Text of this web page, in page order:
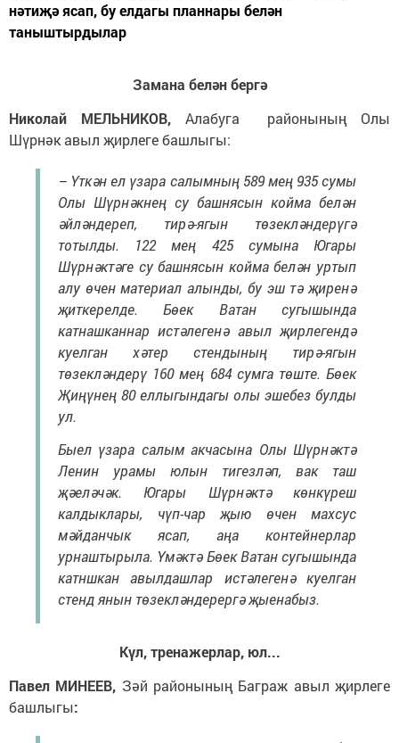
нәтиҗә ясап, бу елдагы планнары белән
таныштырдылар
Замана белән бергә
Николай МЕЛЬНИКОВ, Алабуга районының Олы
Шүрнәк авыл җирлеге башлыгы:
– Үткән ел үзара салымның 589 мең 935 сумы
Олы Шүрнәкнең су башнясын койма белән
әйләндереп, тирә-ягын төзекләндерүгә
тотылды. 122 мең 425 сумына Югары
Шүрнәктәге су башнясын койма белән уртып
алу өчен материал алынды, бу эш тә җиренә
җиткерелде. Бөек Ватан сугышында
катнашканнар истәлегенә авыл җирлегендә
куелган хәтер стендының тирә-ягын
төзекләндерү 160 мең 684 сумга төште. Бөек
Җиңүнең 80 еллыгындагы олы эшебез булды
ул.
Быел үзара салым акчасына Олы Шүрнәктә
Ленин урамы юлын тигезләп, вак таш
җәеләчәк. Югары Шүрнәктә көнкүреш
калдыклары, чүп-чар җыю өчен махсус
мәйданчык ясап, аңа контейнерлар
урнаштырыла. Үмәктә Бөек Ватан сугышында
катншкан авылдашлар истәлегенә куелган
стенд янын төзекләндерергә җыенабыз.
Күл, тренажерлар, юл...
Павел МИНЕЕВ, Зәй районының Баграж авыл җирлеге
башлыгы: